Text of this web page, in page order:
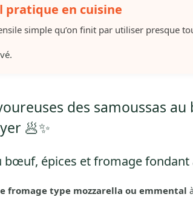
pratique en cuisine
simple qu’on finit par utiliser presque
des samoussas
🥟✨
bœuf, épices et fromage
fromage type mozzarella ou emmental